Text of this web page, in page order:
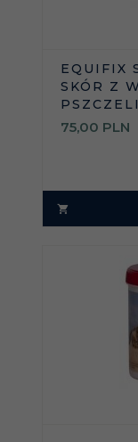
EQUIFIX
SKÓR Z
75,00 PLN